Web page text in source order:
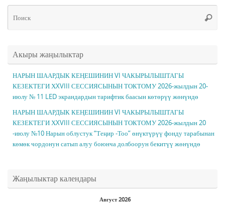
Поиск
Акыры жаңылыктар
НАРЫН ШААРДЫК КЕҢЕШИНИН VI ЧАКЫРЫЛЫШТАГЫ
КЕЗЕКТЕГИ ХXVIII СЕССИЯСЫНЫН ТОКТОМУ 2026-жылдын 20-
июлу № 11 LED экрандардын тарифтик баасын көтөрүү жөнүндө
НАРЫН ШААРДЫК КЕҢЕШИНИН VI ЧАКЫРЫЛЫШТАГЫ
КЕЗЕКТЕГИ ХXVIII СЕССИЯСЫНЫН ТОКТОМУ 2026-жылдын 20
-июлу №10 Нарын облустук “Теңир -Тоо” өнүктүрүү фонду тарабынан
көмөк чордонун сатып алуу боюнча долбоорун бекитүү жөнүндө
Жаңылыктар календары
Август 2026